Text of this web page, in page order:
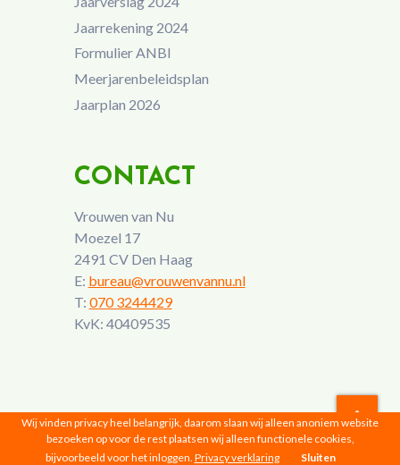
Jaarrekening 2024
Formulier ANBI
Meerjarenbeleidsplan
Jaarplan 2026
CONTACT
Vrouwen van Nu
Moezel 17
2491 CV Den Haag
E: bureau@vrouwenvannu.nl
T: 070 3244429
KvK: 40409535
Vrouwen van Nu © 2026 |Privacyverklaring
Wij vinden privacy heel belangrijk, daarom slaan wij alleen anoniem website
bezoeken op voor de rest plaatsen wij alleen functionele cookies,
bijvoorbeeld voor het inloggen. Privacy verklaring Sluiten